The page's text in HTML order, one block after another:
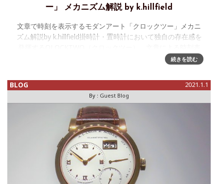
ー」 メカニズム解説 by k.hillfield
文章で時刻を表示するモダンアート「クロックツー」メカニ
ズム解説by k.hillfield掛時計・置時計において独自の存在感を
示のクロックツーを置くだけで、その空間はまるでヨーロッ
続きを読む
BLOG 2021.1.1
By : Guest Blog